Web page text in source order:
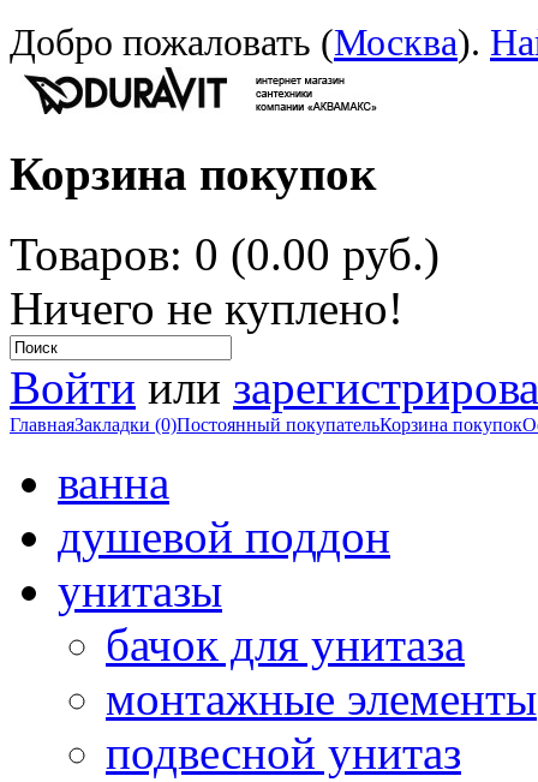
Добро пожаловать (Москва).
Корзина покупок
Товаров: 0 (0.00 руб.)
Ничего не куплено!
Войти или
ГлавнаяЗакладки (0)Постоянный покупательКорзина покупок
ванна
душевой поддон
унитазы
бачок для унитаза
монтажные элементы
подвесной унитаз